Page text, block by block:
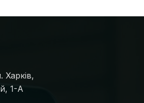
Харків,
1-А